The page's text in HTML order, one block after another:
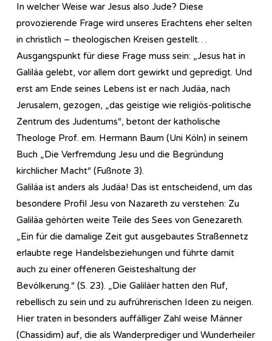
In welcher Weise war Jesus also Jude? Diese
provozierende Frage wird unseres Erachtens eher selten
in christlich – theologischen Kreisen gestellt…
Ausgangspunkt für diese Frage muss sein: „Jesus hat in
Galiläa gelebt, vor allem dort gewirkt und gepredigt. Und
erst am Ende seines Lebens ist er nach Judäa, nach
Jerusalem, gezogen, „das geistige wie religiös-politische
Zentrum des Judentums“, betont der katholische
Theologe Prof. em. Hermann Baum (Uni Köln) in seinem
Buch „Die Verfremdung Jesu und die Begründung
kirchlicher Macht“ (Fußnote 3).
Galiläa ist anders als Judäa! Das ist entscheidend, um das
besondere Profil Jesu von Nazareth zu verstehen: Zu
Galiläa gehörten weite Teile des Sees von Genezareth.
„Ein für die damalige Zeit gut ausgebautes Straßennetz
erlaubte rege Handelsbeziehungen und führte damit
auch zu einer offeneren Geisteshaltung der
Bevölkerung.“ (S. 23). „Die Galiläer hatten den Ruf,
rebellisch zu sein und zu aufrührerischen Ideen zu neigen.
Hier traten in besonders auffälliger Zahl weise Männer
(Chassidim) auf, die als Wanderprediger und Wunderheiler